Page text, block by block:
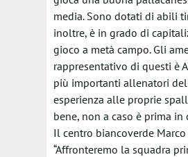
media. Sono dotati di abili
inoltre, è in grado di
gioco a metà campo. Gli
rappresentativo di questi è
più importanti allenatori
esperienza alle proprie
bene, non a caso è prima
Il centro biancoverde
“Affronteremo la squadra